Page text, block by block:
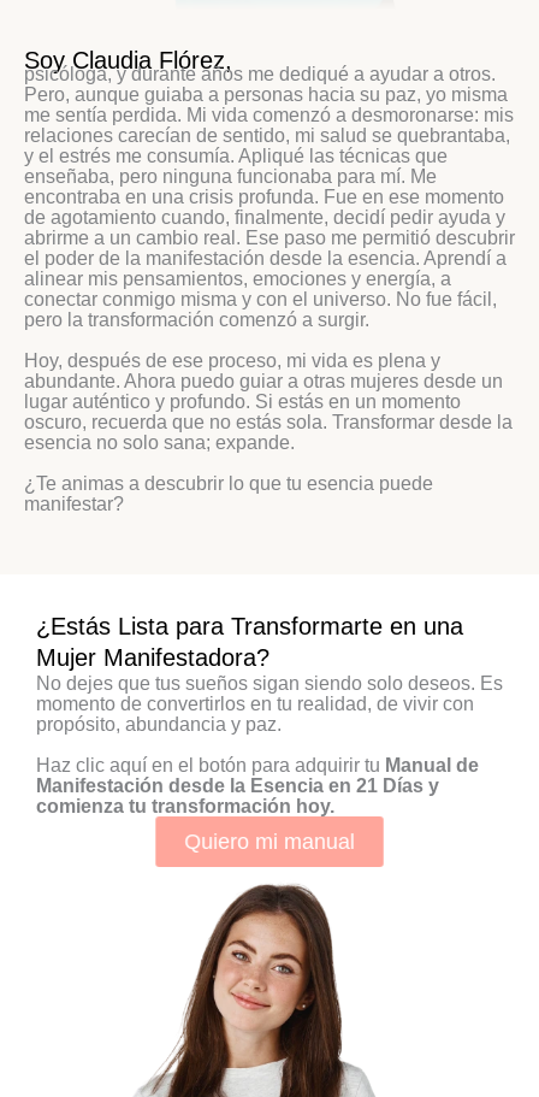
Soy Claudia Flórez,
psicóloga, y durante años me dediqué a ayudar a otros.
Pero, aunque guiaba a personas hacia su paz, yo misma
me sentía perdida. Mi vida comenzó a desmoronarse: mis
relaciones carecían de sentido, mi salud se quebrantaba,
y el estrés me consumía. Apliqué las técnicas que
enseñaba, pero ninguna funcionaba para mí. Me
encontraba en una crisis profunda. Fue en ese momento
de agotamiento cuando, finalmente, decidí pedir ayuda y
abrirme a un cambio real. Ese paso me permitió descubrir
el poder de la manifestación desde la esencia. Aprendí a
alinear mis pensamientos, emociones y energía, a
conectar conmigo misma y con el universo. No fue fácil,
pero la transformación comenzó a surgir.
Hoy, después de ese proceso, mi vida es plena y
abundante. Ahora puedo guiar a otras mujeres desde un
lugar auténtico y profundo. Si estás en un momento
oscuro, recuerda que no estás sola. Transformar desde la
esencia no solo sana; expande.
¿Te animas a descubrir lo que tu esencia puede
manifestar?
¿Estás Lista para Transformarte en una
Mujer Manifestadora?
No dejes que tus sueños sigan siendo solo deseos. Es
momento de convertirlos en tu realidad, de vivir con
propósito, abundancia y paz.
Haz clic aquí en el botón para adquirir tu Manual de
Manifestación desde la Esencia en 21 Días y
comienza tu transformación hoy.
Quiero mi manual